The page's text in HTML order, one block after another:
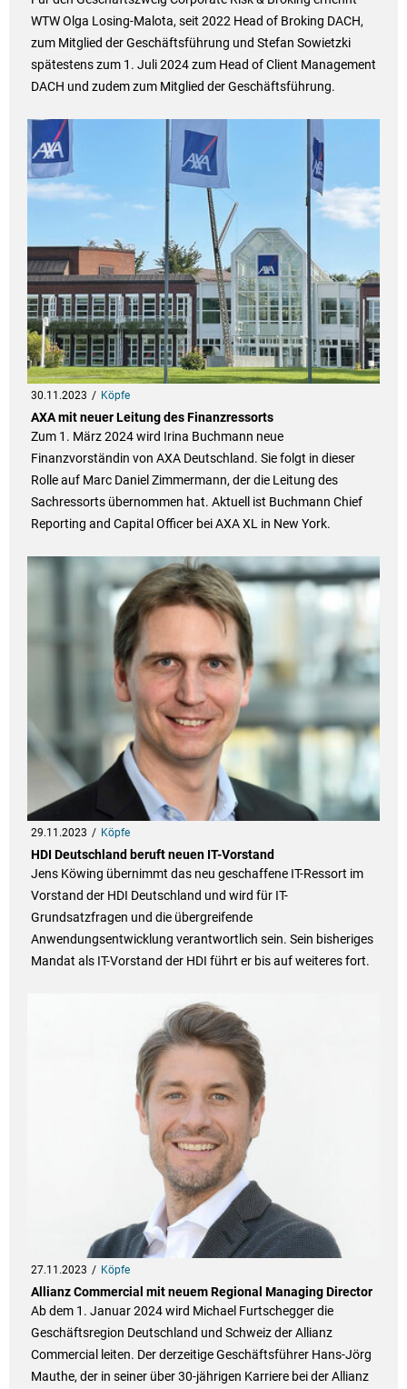
WTW Olga Losing-Malota, seit 2022 Head of Broking DACH,
zum Mitglied der Geschäftsführung und Stefan Sowietzki
spätestens zum 1. Juli 2024 zum Head of Client Management
DACH und zudem zum Mitglied der Geschäftsführung.
30.11.2023 Köpfe
AXA mit neuer Leitung des Finanzressorts
Zum 1. März 2024 wird Irina Buchmann neue
Finanzvorständin von AXA Deutschland. Sie folgt in dieser
Rolle auf Marc Daniel Zimmermann, der die Leitung des
Sachressorts übernommen hat. Aktuell ist Buchmann Chief
Reporting and Capital Officer bei AXA XL in New York.
29.11.2023 Köpfe
HDI Deutschland beruft neuen IT-Vorstand
Jens Köwing übernimmt das neu geschaffene IT-Ressort im
Vorstand der HDI Deutschland und wird für IT-
Grundsatzfragen und die übergreifende
Anwendungsentwicklung verantwortlich sein. Sein bisheriges
Mandat als IT-Vorstand der HDI führt er bis auf weiteres fort.
27.11.2023 Köpfe
Allianz Commercial mit neuem Regional Managing Director
Ab dem 1. Januar 2024 wird Michael Furtschegger die
Geschäftsregion Deutschland und Schweiz der Allianz
Commercial leiten. Der derzeitige Geschäftsführer Hans-Jörg
Mauthe, der in seiner über 30-jährigen Karriere bei der Allianz